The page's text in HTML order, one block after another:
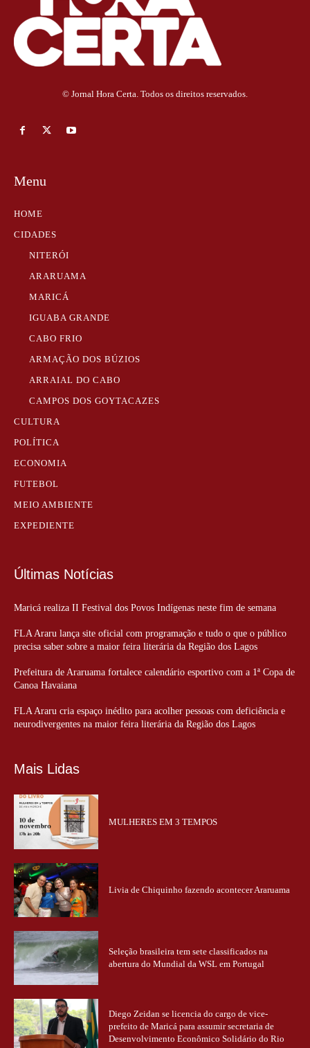
© Jornal Hora Certa. Todos os direitos reservados.
Menu
HOME
CIDADES
NITERÓI
ARARUAMA
MARICÁ
IGUABA GRANDE
CABO FRIO
ARMAÇÃO DOS BÚZIOS
ARRAIAL DO CABO
CAMPOS DOS GOYTACAZES
CULTURA
POLÍTICA
ECONOMIA
FUTEBOL
MEIO AMBIENTE
EXPEDIENTE
Últimas Notícias
Maricá realiza II Festival dos Povos Indígenas neste fim de semana
FLA Araru lança site oficial com programação e tudo o que o público
precisa saber sobre a maior feira literária da Região dos Lagos
Prefeitura de Araruama fortalece calendário esportivo com a 1ª Copa de
Canoa Havaiana
FLA Araru cria espaço inédito para acolher pessoas com deficiência e
neurodivergentes na maior feira literária da Região dos Lagos
Mais Lidas
MULHERES EM 3 TEMPOS
Livia de Chiquinho fazendo acontecer Araruama
Seleção brasileira tem sete classificados na
abertura do Mundial da WSL em Portugal
Diego Zeidan se licencia do cargo de vice-
prefeito de Maricá para assumir secretaria de
Desenvolvimento Econômico Solidário do Rio